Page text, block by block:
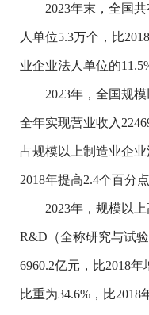
2023年末，全国
人单位5.3万个，比2018
业企业法人单位的
2023年，全国规
全年实现营业收入
占规模以上制造业企
2018年提高2.4个百分点
2023年，规模以
R&D （全称研究与试
6960.2亿元，比2018年
比重为34.6% ，比2018